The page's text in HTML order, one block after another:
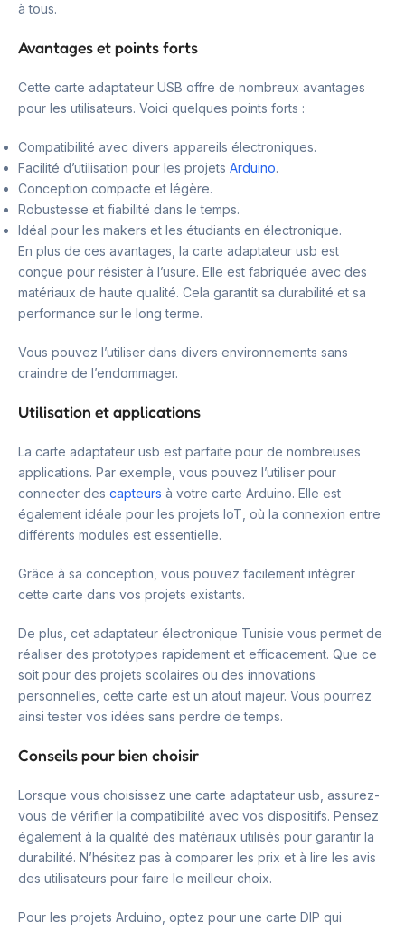
à tous.
Avantages et points forts
Cette carte adaptateur USB offre de nombreux avantages
pour les utilisateurs. Voici quelques points forts :
Compatibilité avec divers appareils électroniques.
Facilité d’utilisation pour les projets Arduino.
Conception compacte et légère.
Robustesse et fiabilité dans le temps.
Idéal pour les makers et les étudiants en électronique.
En plus de ces avantages, la carte adaptateur usb est
conçue pour résister à l’usure. Elle est fabriquée avec des
matériaux de haute qualité. Cela garantit sa durabilité et sa
performance sur le long terme.
Vous pouvez l’utiliser dans divers environnements sans
craindre de l’endommager.
Utilisation et applications
La carte adaptateur usb est parfaite pour de nombreuses
applications. Par exemple, vous pouvez l’utiliser pour
connecter des capteurs à votre carte Arduino. Elle est
également idéale pour les projets IoT, où la connexion entre
différents modules est essentielle.
Grâce à sa conception, vous pouvez facilement intégrer
cette carte dans vos projets existants.
De plus, cet adaptateur électronique Tunisie vous permet de
réaliser des prototypes rapidement et efficacement. Que ce
soit pour des projets scolaires ou des innovations
personnelles, cette carte est un atout majeur. Vous pourrez
ainsi tester vos idées sans perdre de temps.
Conseils pour bien choisir
Lorsque vous choisissez une carte adaptateur usb, assurez-
vous de vérifier la compatibilité avec vos dispositifs. Pensez
également à la qualité des matériaux utilisés pour garantir la
durabilité. N’hésitez pas à comparer les prix et à lire les avis
des utilisateurs pour faire le meilleur choix.
Pour les projets Arduino, optez pour une carte DIP qui